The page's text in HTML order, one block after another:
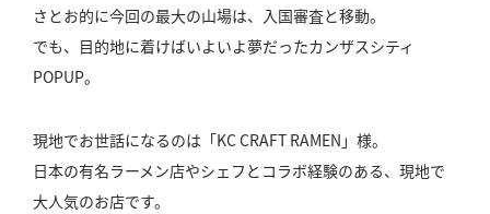
さとお的に今回の最大の山場は、入国審査と移動。
でも、目的地に着けばいよいよ夢だったカンザスシティ
POPUP。
現地でお世話になるのは「KC CRAFT RAMEN」様。
日本の有名ラーメン店やシェフとコラボ経験のある、現地で
大人気のお店です。